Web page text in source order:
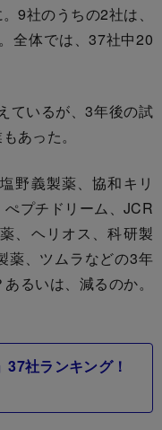
9社のうちの2社は、
全体では、37社中20
ているが、3年後の試
あった。
野義製薬、協和キリ
プチドリーム、JCR
、ヘリオス、科研製
薬、ツムラなどの3年
るいは、減るのか。
社ランキング！